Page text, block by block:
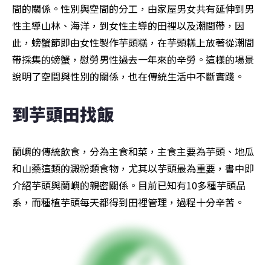
間的關係。性別與空間的分工，由家屋男女共有延伸到男
性主導山林、海洋，到女性主導的田裡以及潮間帶，因
此，螃蟹節即由女性製作芋頭糕，在芋頭糕上放著從潮間
帶採集的螃蟹，慰勞男性過去一年來的辛勞。這樣的場景
說明了空間與性別的關係，也在傳統生活中不斷實踐。
到芋頭田找飯
蘭嶼的傳統飲食，分為主食和菜，主食主要為芋頭、地瓜
和山藥這類的澱粉類食物，尤其以芋頭最為重要，書中即
介紹芋頭與蘭嶼的親密關係。目前已知有10多種芋頭品
系，而種植芋頭每天都得到田裡管理，過程十分辛苦。